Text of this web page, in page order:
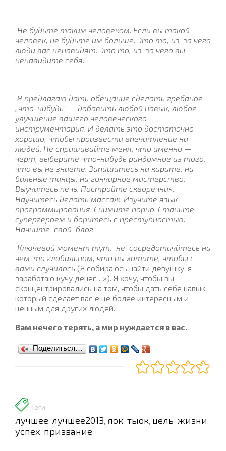
Не будьте таким человеком. Если вы такой
человек, не будьте им больше. Это то, из-за чего
люди вас ненавидят. Это то, из-за чего вы
ненавидите себя.
Я предлагаю дать обещание сделать гребаное
„что-нибудь" — добавить любой навык, любое
улучшение вашего человеческого
инструментария. И делать это достаточно
хорошо, чтобы произвести впечатление на
людей. Не спрашивайте меня, что именно —
черт, выберите что-нибудь рандомное из того,
что вы не знаете. Запишитесь на карате, на
бальные танцы, на гончарное мастерство.
Выучитесь печь. Постройте скворечник.
Научитесь делать массаж. Изучите язык
программирования. Снимите порно. Станьте
супергероем и боритесь с преступностью.
Начните свой блог
Ключевой момент тут, не сосредотачйтесь на
чем-то глобальном, что вы хотите, чтобы с
вами случилось (Я собираюсь найти девушку, я
заработаю кучу денег…»). Я хочу, чтобы вы
сконцентрировались на том, чтобы дать себе навык,
который сделает вас еще более интересным и
ценным для других людей.
Вам нечего терять, а мир нуждается в вас.
Поделиться…
Теги
лучшее, лучшее2013, яок_тыок, цель_жизни,
успех, призвание